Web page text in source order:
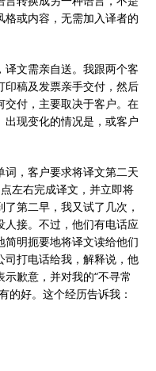
或内容，无需加入译者的
文需亲自送。我跟两个客
印稿及发票亲手交付，然后
交付，主要取决于客户。在
现变化的情况是，或客户
，客户要求将译文第二天
左右完成译文，并立即将
第二早，我又试了几次，
人接。不过，他们有电话应
明扼要地将译文读给他们
司打电话给我，解释说，他
歉意，并对我的“不寻常
的好。这个经历告诉我：